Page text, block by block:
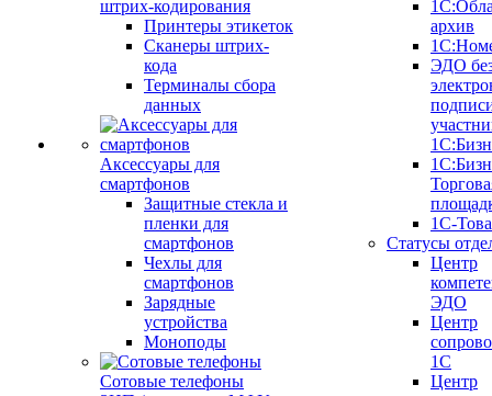
штрих-кодирования
Принтеры этикеток
Сканеры штрих-
кода
Терминалы сбора
данных
Аксессуары для
смартфонов
Защитные стекла и
пленки для
смартфонов
Чехлы для
смартфонов
Зарядные
устройства
Моноподы
Сотовые телефоны
архив
ЭДО
1С-
Статусы
Центр
ЭДО
Центр
1С
Центр